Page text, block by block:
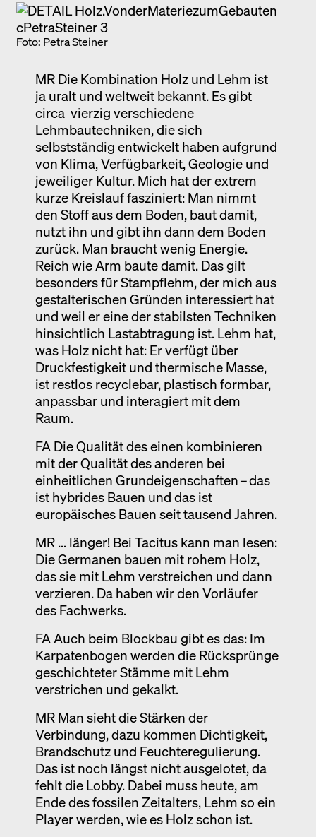
Foto: Petra Steiner
MR Die Kombination Holz und Lehm ist
ja uralt und weltweit bekannt. Es gibt
circa vierzig verschiedene
Lehmbautechniken, die sich
selbstständig entwickelt haben aufgrund
von Klima, Verfügbarkeit, Geologie und
jeweiliger Kultur. Mich hat der extrem
kurze Kreislauf fasziniert: Man nimmt
den Stoff aus dem Boden, baut damit,
nutzt ihn und gibt ihn dann dem Boden
zurück. Man braucht wenig Energie.
Reich wie Arm baute damit. Das gilt
besonders für Stampflehm, der mich aus
gestalterischen Gründen interessiert hat
und weil er eine der stabilsten Techniken
hinsichtlich Lastabtragung ist. Lehm hat,
was Holz nicht hat: Er verfügt über
Druckfestigkeit und thermische Masse,
ist restlos recyclebar, plastisch formbar,
anpassbar und interagiert mit dem
Raum.
FA Die Qualität des einen kombinieren
mit der Qualität des anderen bei
einheitlichen Grundeigenschaften – das
ist hybrides Bauen und das ist
europäisches Bauen seit tausend Jahren.
MR ... länger! Bei Tacitus kann man lesen:
Die Germanen bauen mit rohem Holz,
das sie mit Lehm verstreichen und dann
verzieren. Da haben wir den Vorläufer
des Fachwerks.
FA Auch beim Blockbau gibt es das: Im
Karpatenbogen werden die Rücksprünge
geschichteter Stämme mit Lehm
verstrichen und gekalkt.
MR Man sieht die Stärken der
Verbindung, dazu kommen Dichtigkeit,
Brandschutz und Feuchteregulierung.
Das ist noch längst nicht ausgelotet, da
fehlt die Lobby. Dabei muss heute, am
Ende des fossilen Zeitalters, Lehm so ein
Player werden, wie es Holz schon ist.